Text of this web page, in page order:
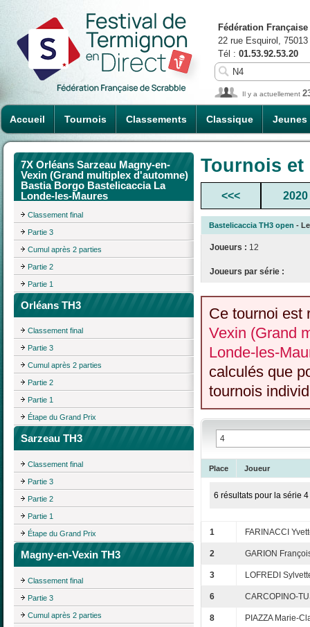
Accueil Tournois Classements Classique Jeunes
Fédération
22 rue Esquirol,
Tél : 01.53.92.53.20
Il y a actuellement
7X Orléans Sarzeau Magny-en-
Vexin (Grand multiplex d'automne)
Bastia Borgo Bastelicaccia La
Londe-les-Maures
Classement final
Partie 3
Cumul après 2 parties
Partie 2
Partie 1
Orléans TH3
Classement final
Partie 3
Cumul après 2 parties
Partie 2
Partie 1
Étape du Grand Prix
Sarzeau TH3
Classement final
Partie 3
Partie 2
Partie 1
Étape du Grand Prix
Magny-en-Vexin TH3
Classement final
Partie 3
Cumul après 2 parties
Tournois
<<< 2020
Bastelicaccia TH3 open -
Joueurs : 12
Joueurs par série :
Ce tournoi est
Vexin (Grand
Londe-les-
calculés que
tournois
Place Joueur
6 résultats pour la série 4
1 FARINACCI
2 GARION
3 LOFREDI
6 CARCOPINO-
8 PIAZZA Marie-